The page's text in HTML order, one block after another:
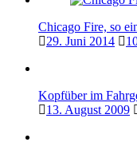
Chicago Fire, so
29. Juni 2014
Kopfüber im
13. August 2009